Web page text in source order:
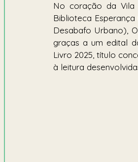
No coração da Vila
Biblioteca
Desabafo Urbano),
graças a um edital
Livro 2025, título
à leitura